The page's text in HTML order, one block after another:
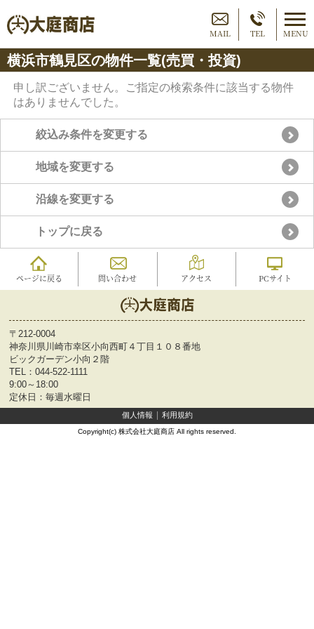
MAIL TEL MENU
横浜市鶴見区の物件一覧(売買・投資)
申し訳ございません。ご指定の検索条件に該当する物件
はありませんでした。
絞込み条件を変更する
地域を変更する
沿線を変更する
トップに戻る
ページに戻る 問い合わせ アクセス PCサイト
〒212-0004
神奈川県川崎市幸区小向西町４丁目１０８番地
ビックガーデン小向２階
TEL： 044-522-1111
9:00～18:00
定休日：毎週水曜日
個人情報 利用規約
Copyright(c) 株式会社大庭商店 All rights reserved.